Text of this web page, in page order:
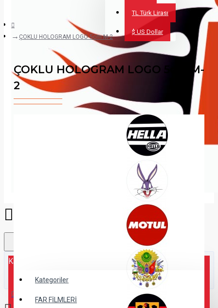
TL Türk Lirası
$ US Dollar
Kategoriler
Kategoriler
FAR FİLMLERİ
0 ürün - 0,00TL
ÇOKLU HOLOGRAM LOGO 5cm M-2
ÇOKLU HOLOGRAM LOGO 5cm M-
2